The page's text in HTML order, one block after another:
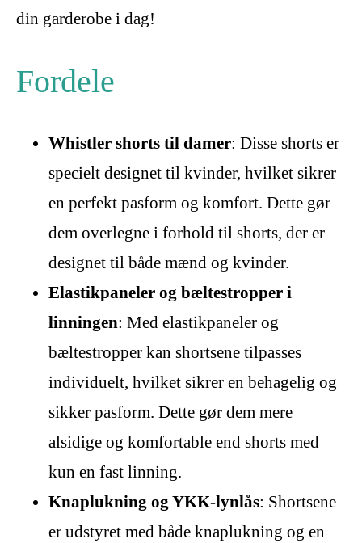
din garderobe i dag!
Fordele
Whistler shorts til damer: Disse shorts er
specielt designet til kvinder, hvilket sikrer
en perfekt pasform og komfort. Dette gør
dem overlegne i forhold til shorts, der er
designet til både mænd og kvinder.
Elastikpaneler og bæltestropper i
linningen: Med elastikpaneler og
bæltestropper kan shortsene tilpasses
individuelt, hvilket sikrer en behagelig og
sikker pasform. Dette gør dem mere
alsidige og komfortable end shorts med
kun en fast linning.
Knaplukning og YKK-lynlås: Shortsene
er udstyret med både knaplukning og en